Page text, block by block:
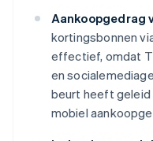
Aankoopgedrag
kortingsbonnen
effectief, omdat
en
beurt heeft geleid
mobiel